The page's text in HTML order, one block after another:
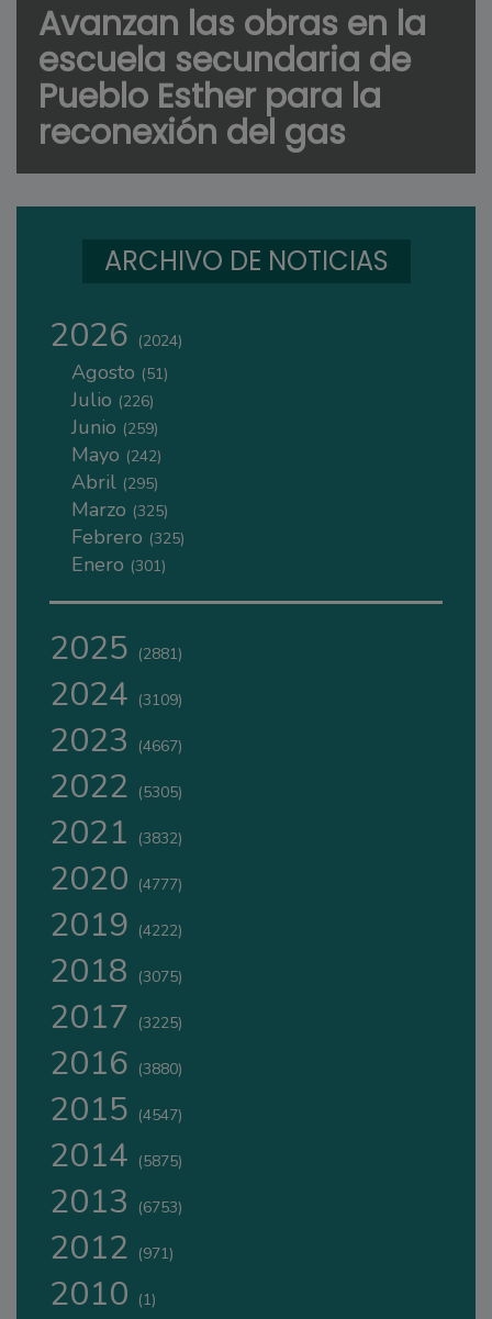
Avanzan las obras en la
escuela secundaria de
Pueblo Esther para la
reconexión del gas
ARCHIVO DE NOTICIAS
2026 (2024)
Agosto (51)
Julio (226)
Junio (259)
Mayo (242)
Abril (295)
Marzo (325)
Febrero (325)
Enero (301)
2025 (2881)
2024 (3109)
2023 (4667)
2022 (5305)
2021 (3832)
2020 (4777)
2019 (4222)
2018 (3075)
2017 (3225)
2016 (3880)
2015 (4547)
2014 (5875)
2013 (6753)
2012 (971)
2010 (1)